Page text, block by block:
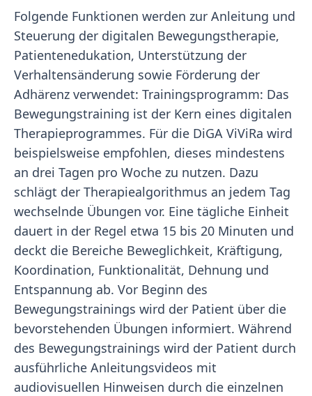
Folgende Funktionen werden zur Anleitung und
Steuerung der digitalen Bewegungstherapie,
Patientenedukation, Unterstützung der
Verhaltensänderung sowie Förderung der
Adhärenz verwendet: Trainingsprogramm: Das
Bewegungstraining ist der Kern eines digitalen
Therapieprogrammes. Für die DiGA ViViRa wird
beispielsweise empfohlen, dieses mindestens
an drei Tagen pro Woche zu nutzen. Dazu
schlägt der Therapiealgorithmus an jedem Tag
wechselnde Übungen vor. Eine tägliche Einheit
dauert in der Regel etwa 15 bis 20 Minuten und
deckt die Bereiche Beweglichkeit, Kräftigung,
Koordination, Funktionalität, Dehnung und
Entspannung ab. Vor Beginn des
Bewegungstrainings wird der Patient über die
bevorstehenden Übungen informiert. Während
des Bewegungstrainings wird der Patient durch
ausführliche Anleitungsvideos mit
audiovisuellen Hinweisen durch die einzelnen